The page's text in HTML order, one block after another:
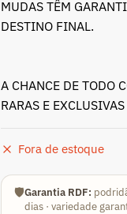
MUDAS TÊM
DESTINO FINAL.
A CHANCE DE TODO
RARAS E
Fora de estoque
🛡️Garantia RDF:
dias · variedade